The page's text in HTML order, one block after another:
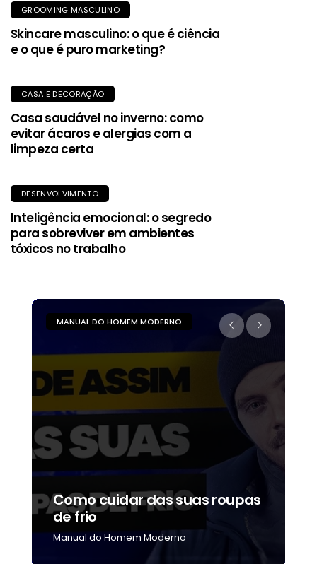
GROOMING MASCULINO
Skincare masculino: o que é ciência
e o que é puro marketing?
CASA E DECORAÇÃO
Casa saudável no inverno: como
evitar ácaros e alergias com a
limpeza certa
DESENVOLVIMENTO
Inteligência emocional: o segredo
para sobreviver em ambientes
tóxicos no trabalho
MANUAL DO HOMEM MODERNO
Como cuidar das suas roupas
de frio
Manual do Homem Moderno